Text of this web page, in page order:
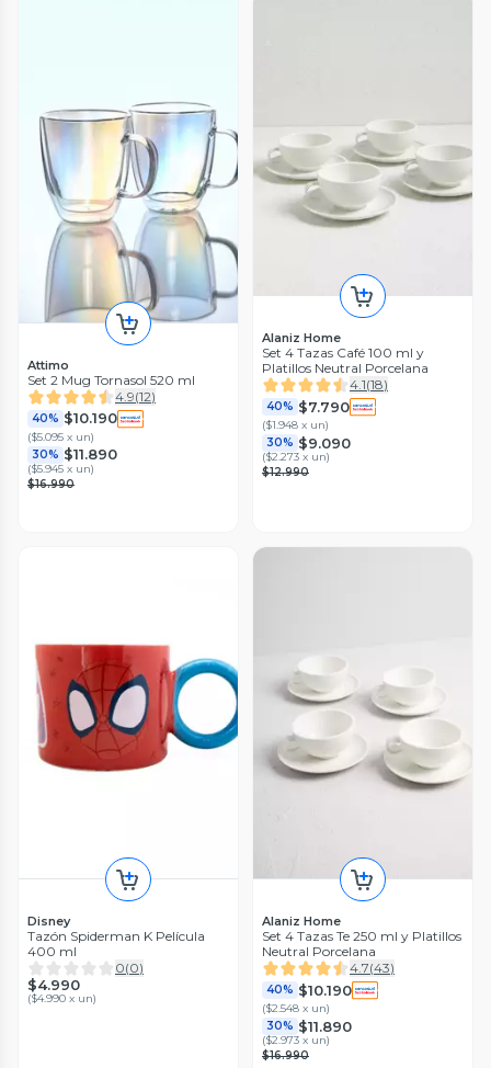
Attimo
Set 2 Mug Tornasol 520 ml
4.9(12)
40% $10.190
($5.095 x un)
30% $11.890
($5.945 x un)
$16.990
Alaniz Home
Set 4 Tazas Café 100 ml y
Platillos Neutral Porcelana
4.1(18)
40% $7.790
($1.948 x un)
30% $9.090
($2.273 x un)
$12.990
Disney
Tazón Spiderman K Película
400 ml
0(0)
$4.990
($4.990 x un)
Alaniz Home
Set 4 Tazas Te 250 ml y Platillos
Neutral Porcelana
4.7(43)
40% $10.190
($2.548 x un)
30% $11.890
($2.973 x un)
$16.990